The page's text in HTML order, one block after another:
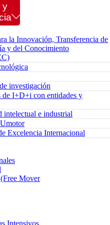
y
la Innovación, Transferencia de
y del Conocimiento
investigación
de I+D+i con entidades y
intelectual e industrial
Excelencia Internacional
Mover
Intensivos